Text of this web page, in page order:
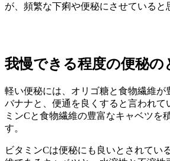
が、頻繁な下痢や便秘にさせていると
我慢できる程度の便秘の
軽い便秘には、オリゴ糖と食物繊維が
バナナと、便通を良くすると言われて
ミンCと食物繊維の豊富なキャベツを
す。
ビタミンCは便秘にも良いとされてい